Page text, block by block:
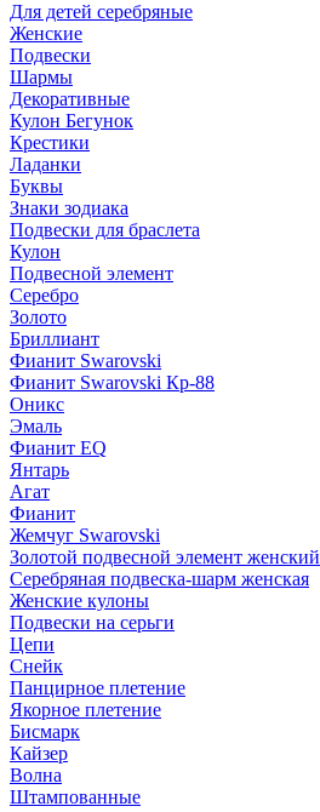
Для детей серебряные
Женские
Подвески
Шармы
Декоративные
Кулон Бегунок
Крестики
Ладанки
Буквы
Знаки зодиака
Подвески для браслета
Кулон
Подвесной элемент
Серебро
Золото
Бриллиант
Фианит Swarovski
Фианит Swarovski Кр-88
Оникс
Эмаль
Фианит EQ
Янтарь
Агат
Фианит
Жемчуг Swarovski
Золотой подвесной элемент женcкий
Серебряная подвеска-шарм женская
Женские кулоны
Подвески на серьги
Цепи
Снейк
Панцирное плетение
Якорное плетение
Бисмарк
Кайзер
Волна
Штампованные